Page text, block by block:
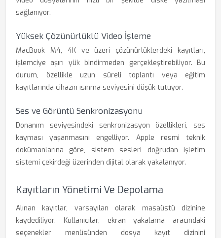
sağlanıyor.
Yüksek Çözünürlüklü Video İşleme
MacBook M4, 4K ve üzeri çözünürlüklerdeki kayıtları,
işlemciye aşırı yük bindirmeden gerçekleştirebiliyor. Bu
durum, özellikle uzun süreli toplantı veya eğitim
kayıtlarında cihazın ısınma seviyesini düşük tutuyor.
Ses ve Görüntü Senkronizasyonu
Donanım seviyesindeki senkronizasyon özellikleri, ses
kayması yaşanmasını engelliyor. Apple resmi teknik
dokümanlarına göre, sistem sesleri doğrudan işletim
sistemi çekirdeği üzerinden dijital olarak yakalanıyor.
Kayıtların Yönetimi Ve Depolama
Alınan kayıtlar, varsayılan olarak masaüstü dizinine
kaydediliyor. Kullanıcılar, ekran yakalama aracındaki
seçenekler menüsünden dosya kayıt dizinini